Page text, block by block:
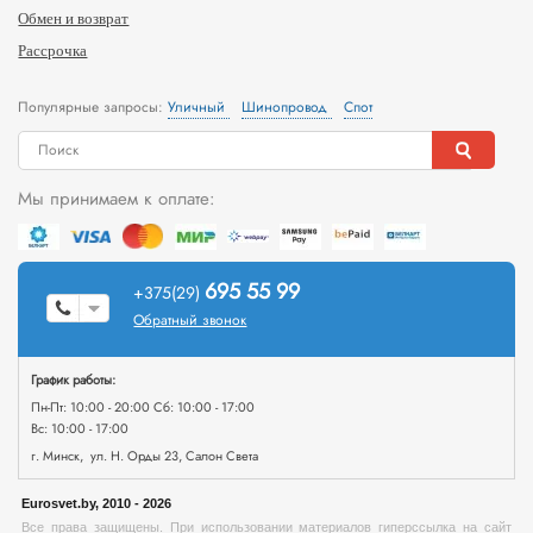
Обмен и возврат
Рассрочка
Популярные запросы:Уличный Шинопровод Спот
Мы принимаем к оплате:
+375(29) 695 55 99
Обратный звонок
График работы:
Пн-Пт: 10:00 - 20:00 Сб: 10:00 - 17:00
Вс: 10:00 - 17:00
г. Минск, ул. Н. Орды 23, Салон Света
Eurosvet.by, 2010 - 2026
Все права защищены. При использовании материалов гиперссылка на сайт